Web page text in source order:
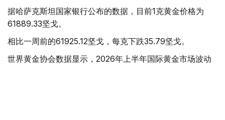
据哈萨克斯坦国家银行公布的数据，目前1克黄金价格为
61889.33坚戈。
相比一周前的61925.12坚戈，每克下跌35.79坚戈。
世界黄金协会数据显示，2026年上半年国际黄金市场波动